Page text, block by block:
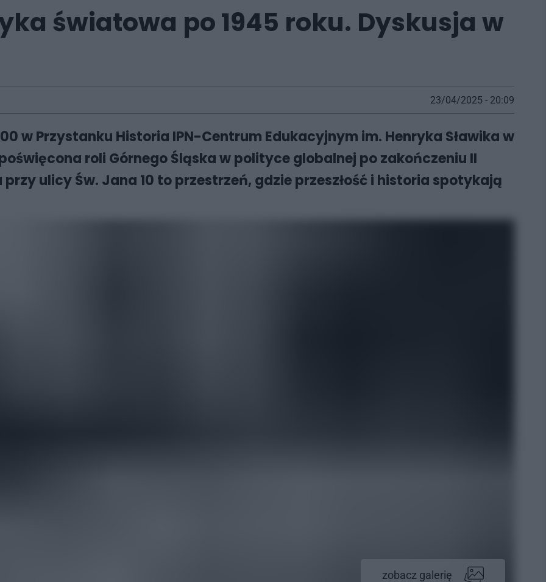
światowa po 1945 roku. Dyskusja w
23/04/2025 - 20:09
w Przystanku Historia IPN-Centrum Edukacyjnym im. Henryka Sławika w
roli Górnego Śląska w polityce globalnej po zakończeniu II
ulicy Św. Jana 10 to przestrzeń, gdzie przeszłość i historia spotykają
zobacz galerię